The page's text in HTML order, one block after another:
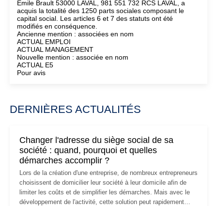
Emile Brault 53000 LAVAL, 981 551 732 RCS LAVAL, a
acquis la totalité des 1250 parts sociales composant le
capital social. Les articles 6 et 7 des statuts ont été
modifiés en conséquence.
Ancienne mention : associées en nom
ACTUAL EMPLOI
ACTUAL MANAGEMENT
Nouvelle mention : associée en nom
ACTUAL E5
Pour avis
DERNIÈRES ACTUALITÉS
Changer l'adresse du siège social de sa
société : quand, pourquoi et quelles
démarches accomplir ?
Lors de la création d'une entreprise, de nombreux entrepreneurs
choisissent de domicilier leur société à leur domicile afin de
limiter les coûts et de simplifier les démarches. Mais avec le
développement de l'activité, cette solution peut rapidement